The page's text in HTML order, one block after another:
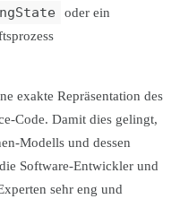
oder ein
exakte Repräsentation des
Code. Damit dies gelingt,
Modells und dessen
Software-Entwickler und
sehr eng und